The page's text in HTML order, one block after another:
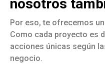
nosotros
Por eso, te ofrecemos
Como cada proyecto es
acciones únicas según
negocio.